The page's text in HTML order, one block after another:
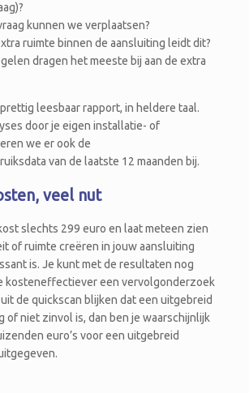
kunnen we verplaatsen?
ruimte binnen de aansluiting leidt dit?
dragen het meeste bij aan de extra
leesbaar rapport, in heldere taal.
door je eigen installatie- of
we er ook de
van de laatste 12 maanden bij.
veel nut
slechts 299 euro en laat meteen zien
of ruimte creëren in jouw aansluiting
is. Je kunt met de resultaten nog
kosteneffectiever een vervolgonderzoek
de quickscan blijken dat een uitgebreid
of niet zinvol is, dan ben je waarschijnlijk
euro’s voor een uitgebreid